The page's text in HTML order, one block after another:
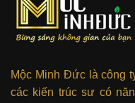
Mộc Minh Đức là công
các kiến trúc sư có